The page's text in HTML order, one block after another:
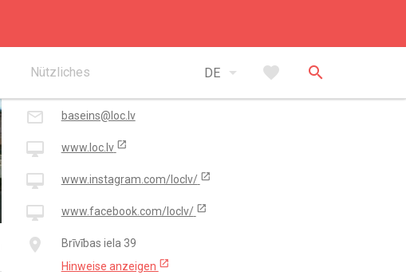
Nützliches DE arrow_drop_down favorite search
Kontakt
mail_outline baseins@loc.lv
desktop_mac www.loc.lv open_in_new
desktop_mac www.instagram.com/loclv/ open_in_new
desktop_mac www.facebook.com/loclv/ open_in_new
place
Brīvības iela 39
Hinweise anzeigen open_in_new